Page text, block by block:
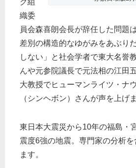
ク組
織委
員会森喜朗会長が辞任した問題
差別の構造的なゆがみをあぶり
しない」と社会学者で東大名誉
んや元参院議長で元法相の江田
大教授でヒューマンライツ・ナ
（シンヘボン）さんが声を上げ
東日本大震災から10年の福島・
震度6強の地震。専門家の分析
ます。